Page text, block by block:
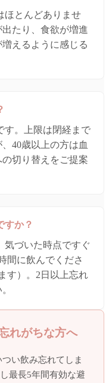
ほとんどありませ
たり、食欲が増進
えるように感じる
す。上限は閉経まで
40歳以上の方は血
切り替えをご提案
すか？
気づいた時点ですぐ
間に飲んでくださ
す）。2日以上忘れ
れがちな方へ
い飲み忘れてしま
最長5年間有効な避